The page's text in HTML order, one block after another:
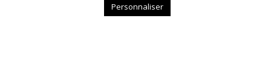
Personnaliser